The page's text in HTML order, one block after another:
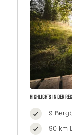
HIGHLIGHTS IN DER
9
90 km